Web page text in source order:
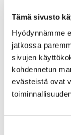
Tämä sivusto
Hyödynnämme
jatkossa
sivujen
kohdennetun
evästeistä ovat
Etusivu
Kasvatus